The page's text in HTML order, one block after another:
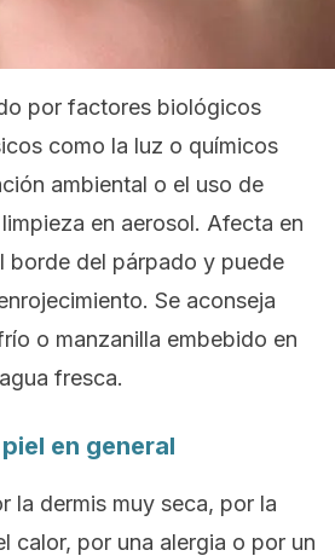
por factores biológicos
como la luz o químicos
ambiental o el uso de
en aerosol. Afecta en
borde del párpado y puede
Se aconseja
o manzanilla embebido en
fresca.
en general
la dermis muy seca, por la
calor, por una alergia o por un